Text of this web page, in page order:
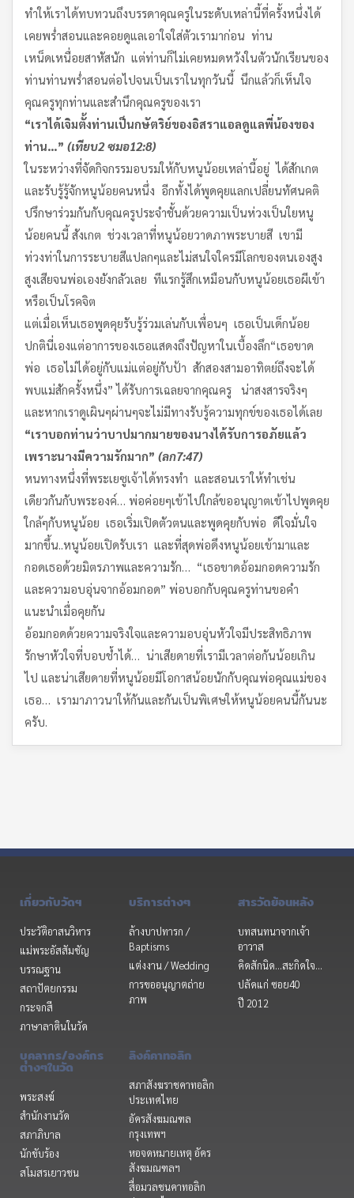
ทำให้เราได้ทบทวนถึงบรรดาคุณครูในระดับเหล่านี้ที่ครั้งหนึ่งได้
เคยพร่ำสอนและคอยดูแลเอาใจใส่ตัวเรามาก่อน ท่าน
เหน็ดเหนื่อยสาหัสนัก แต่ท่านก็ไม่เคยหมดหวังในตัวนักเรียนของ
ท่านท่านพร่ำสอนต่อไปจนเป็นเราในทุกวันนี้ นึกแล้วก็เห็นใจ
คุณครูทุกท่านและสำนึกคุณครูของเรา
“เราได้เจิมตั้งท่านเป็นกษัตริย์ของอิสราแอลดูแลพี่น้องของ
ท่าน…” (เทียบ2ซมอ12:8)
ในระหว่างที่จัดกิจกรรมอบรมให้กับหนูน้อยเหล่านี้อยู่ ได้สักเกต
และรับรู้รู้จักหนูน้อยคนหนึ่ง อีกทั้งได้พูดคุยแลกเปลี่ยนทัศนคติ
ปรึกษาร่วมกันกับคุณครูประจำชั้นด้วยความเป็นห่วงเป็นใยหนู
น้อยคนนี้ สังเกต ช่วงเวลาที่หนูน้อยวาดภาพระบายสี เขามี
ท่วงท่าในการระบายสีแปลกๆและไม่สนใจใครมีโลกของตนเองสูง
สูงเสียจนพ่อเองยังกลัวเลย ทีแรกรู้สึกเหมือนกับหนูน้อยเธอผีเข้า
หรือเป็นโรคจิต
แต่เมื่อเห็นเธอพูดคุยรับรู้ร่วมเล่นกับเพื่อนๆ เธอเป็นเด็กน้อย
ปกตินี่เองแต่อาการของเธอแสดงถึงปัญหาในเบื้องลึก“เธอขาด
พ่อ เธอไม่ได้อยู่กับแม่แต่อยู่กับป้า สักสองสามอาทิตย์ถึงจะได้
พบแม่สักครั้งหนึ่ง” ได้รับการเฉลยจากคุณครู น่าสงสารจริงๆ
และหากเราดูเผินๆผ่านๆจะไม่มีทางรับรู้ความทุกข์ของเธอได้เลย
“เราบอกท่านว่าบาปมากมายของนางได้รับการอภัยแล้ว
เพราะนางมีความรักมาก” (ลก7:47)
หนทางหนึ่งที่พระเยซูเจ้าได้ทรงทำ และสอนเราให้ทำเช่น
เดียวกันกับพระองค์… พ่อค่อยๆเข้าไปใกล้ขออนุญาตเข้าไปพูดคุย
ใกล้ๆกับหนูน้อย เธอเริ่มเปิดตัวตนและพูดคุยกับพ่อ ดีใจมั่นใจ
มากขึ้น..หนูน้อยเปิดรับเรา และที่สุดพ่อดึงหนูน้อยเข้ามาและ
กอดเธอด้วยมิตรภาพและความรัก… “เธอขาดอ้อมกอดความรัก
และความอบอุ่นจากอ้อมกอด” พ่อบอกกับคุณครูท่านขอคำ
แนะนำเมื่อคุยกัน
อ้อมกอดด้วยความจริงใจและความอบอุ่นหัวใจมีประสิทธิภาพ
รักษาหัวใจที่บอบช้ำได้… น่าเสียดายที่เรามีเวลาต่อกันน้อยเกิน
ไป และน่าเสียดายที่หนูน้อยมีโอกาสน้อยนักกับคุณพ่อคุณแม่ของ
เธอ… เรามาภาวนาให้กันและกันเป็นพิเศษให้หนูน้อยคนนี้กันนะ
ครับ.
เกี่ยวกับวัดฯ
ประวัติอาสนวิหาร
แม่พระอัสสัมชัญ
บรรณฐาน
สถาปัตยกรรม
กระจกสี
ภาษาลาตินในวัด
บริการต่างๆ
ล้างบาปทารก /
Baptisms
แต่งงาน / Wedding
การขออนุญาตถ่าย
ภาพ
สารวัดย้อนหลัง
บทสนทนาจากเจ้า
อาวาส
คิดสักนิด...สะกิดใจ...
ปลัดแก่ ซอย40
ปี 2012
บุคลากร/องค์กร
ต่างๆในวัด
พระสงฆ์
สำนักงานวัด
สภาภิบาล
นักขับร้อง
สโมสรเยาวชน
ลิงค์คาทอลิก
สภาสังฆราชคาทอลิก
ประเทศไทย
อัครสังฆมณฑล
กรุงเทพฯ
หอจดหมายเหตุ อัคร
สังฆมณฑลฯ
สื่อมวลชนคาทอลิก